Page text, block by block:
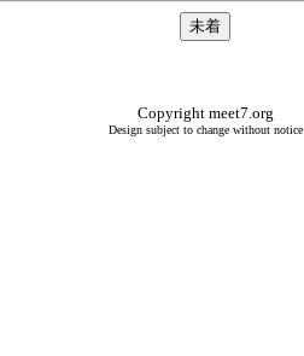
Copyright meet7.org
Design subject to change without notice